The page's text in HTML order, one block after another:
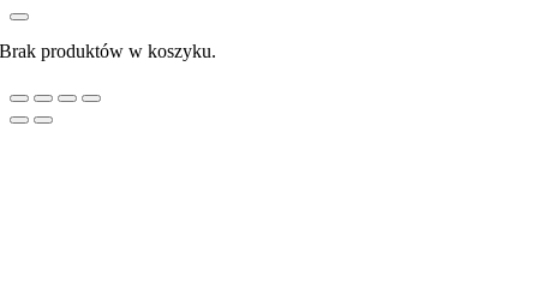
Brak produktów w koszyku.